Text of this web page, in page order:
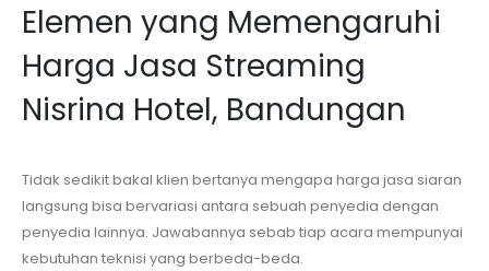
Elemen yang Memengaruhi
Harga Jasa Streaming
Nisrina Hotel, Bandungan
Tidak sedikit bakal klien bertanya mengapa harga jasa siaran
langsung bisa bervariasi antara sebuah penyedia dengan
penyedia lainnya. Jawabannya sebab tiap acara mempunyai
kebutuhan teknisi yang berbeda-beda.